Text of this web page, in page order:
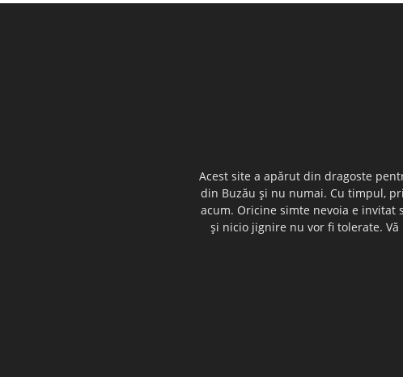
Acest site a apărut din dragoste
din Buzău şi nu numai. Cu timpul,
acum. Oricine simte nevoia e
şi nicio jignire nu vor fi tolerate.